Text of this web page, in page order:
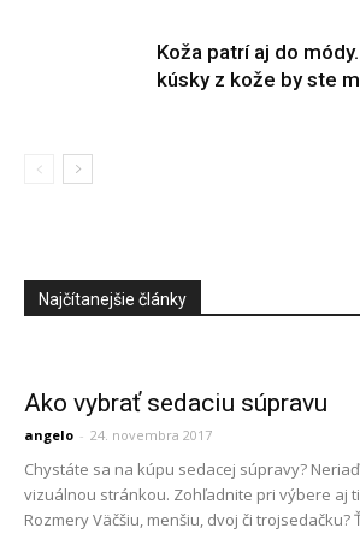
Koža patrí aj do
kúsky z kože by ste
Najčítanejšie články
Ako vybrať sedaciu súpravu
angelo - 24. novembra 2017
Chystáte sa na kúpu sedacej súpravy?
vizuálnou stránkou. Zohľadnite pri výbere aj
Rozmery Väčšiu, menšiu, dvoj či trojsedačku?